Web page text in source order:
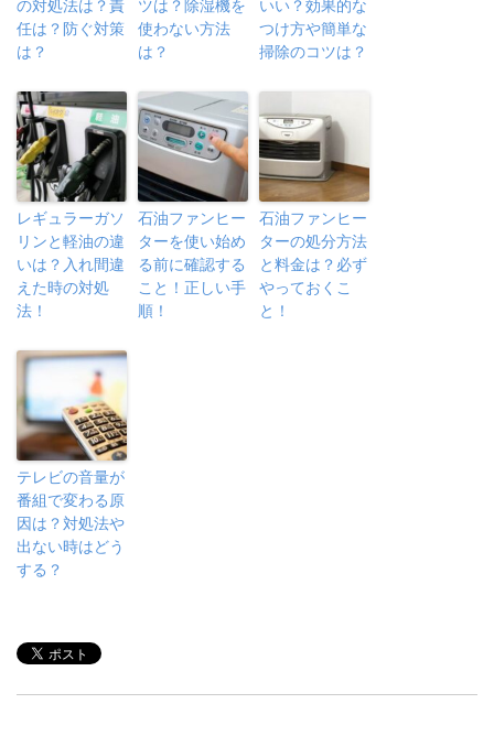
の対処法は？責
任は？防ぐ対策
は？
ツは？除湿機を
使わない方法
は？
いい？効果的な
つけ方や簡単な
掃除のコツは？
レギュラーガソ
リンと軽油の違
いは？入れ間違
えた時の対処
法！
石油ファンヒー
ターを使い始め
る前に確認する
こと！正しい手
順！
石油ファンヒー
ターの処分方法
と料金は？必ず
やっておくこ
と！
テレビの音量が
番組で変わる原
因は？対処法や
出ない時はどう
する？